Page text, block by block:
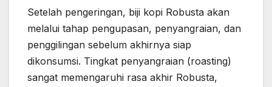
Setelah pengeringan, biji kopi Robusta akan
melalui tahap pengupasan, penyangraian, dan
penggilingan sebelum akhirnya siap
dikonsumsi. Tingkat penyangraian (roasting)
sangat memengaruhi rasa akhir Robusta,